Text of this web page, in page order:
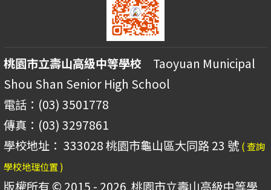
桃園市立壽山高級中等學校 Taoyuan Municipal
Shou Shan Senior High School
電話：(03) 3501778
傳真：(03) 3297861
學校地址： 333028 桃園市龜山區大同路 23 號 ( 查詢
學校地理位置 )